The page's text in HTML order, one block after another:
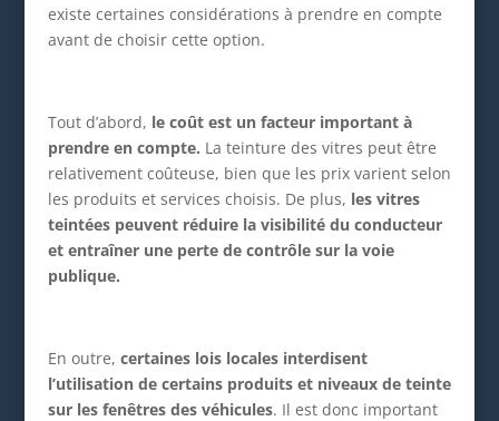
existe certaines considérations à prendre en compte
avant de choisir cette option.
Tout d’abord, le coût est un facteur important à
prendre en compte. La teinture des vitres peut être
relativement coûteuse, bien que les prix varient selon
les produits et services choisis. De plus, les vitres
teintées peuvent réduire la visibilité du conducteur
et entraîner une perte de contrôle sur la voie
publique.
En outre, certaines lois locales interdisent
l’utilisation de certains produits et niveaux de teinte
sur les fenêtres des véhicules. Il est donc important